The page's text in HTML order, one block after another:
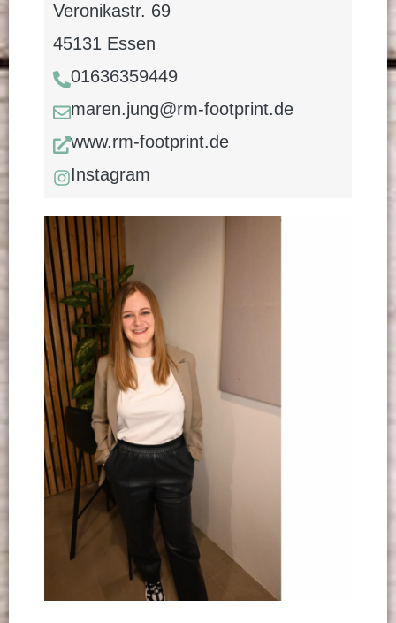
Veronikastr. 69
45131 Essen
01636359449
maren.jung@rm-footprint.de
www.rm-footprint.de
Instagram